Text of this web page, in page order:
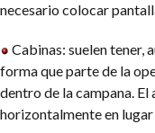
necesario colocar
Cabinas: suelen tener,
forma que parte de la
dentro de la campana.
horizontalmente en